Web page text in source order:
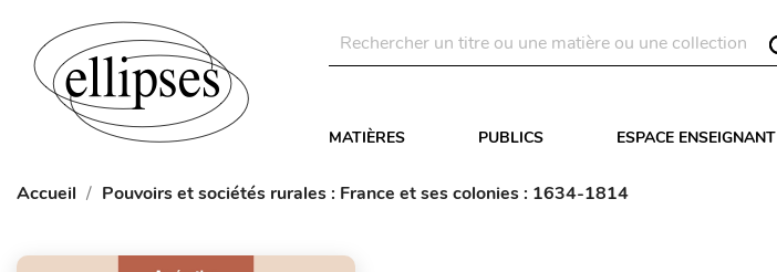
MATIÈRES PUBLICS ESPACE ENSEIGNANT
Accueil Pouvoirs et sociétés rurales : France et ses colonies : 1634-1814